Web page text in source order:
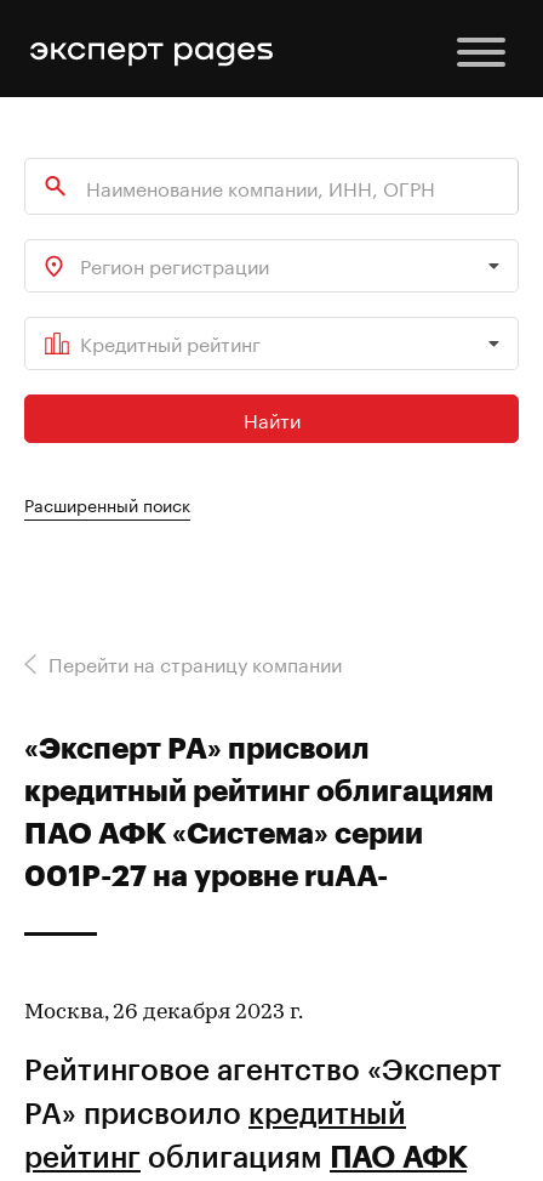
Регион регистрации
Кредитный рейтинг
Найти
Расширенный поиск
Перейти на страницу компании
«Эксперт РА» присвоил
кредитный рейтинг облигациям
ПАО АФК «Система» серии
001Р-27 на уровне ruАA-
Москва, 26 декабря 2023 г.
Рейтинговое агентство «Эксперт
РА» присвоило кредитный
рейтинг облигациям ПАО АФК